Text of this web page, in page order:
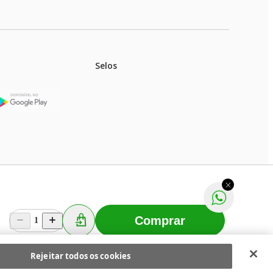
1 Comprar
Selos
prévio. Fast Shop S. A. CNPJ: 43.708.379/0001-
Fast Shop - Todos os direitos reservadosRF
Selecionar os Cookies
Rejeitar todos os cookies